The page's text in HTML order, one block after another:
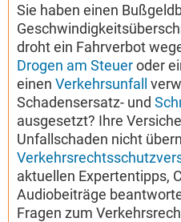
Sie haben einen
droht ein Fahrverbot
Drogen am Steueroder
einen Verkehrsunfall
Schadensersatz- und
ausgesetzt? Ihre
Unfallschaden nicht
aktuellen Expertentipps,
Audiobeiträge
Fragen zum